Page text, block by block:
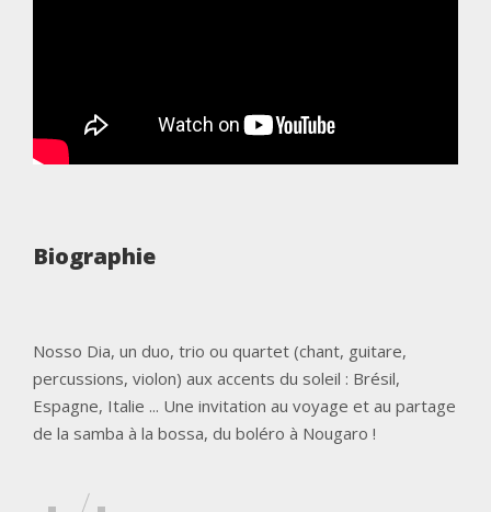
Biographie
Nosso Dia, un duo, trio ou quartet (chant, guitare,
percussions, violon) aux accents du soleil : Brésil,
Espagne, Italie ... Une invitation au voyage et au partage
de la samba à la bossa, du boléro à Nougaro !